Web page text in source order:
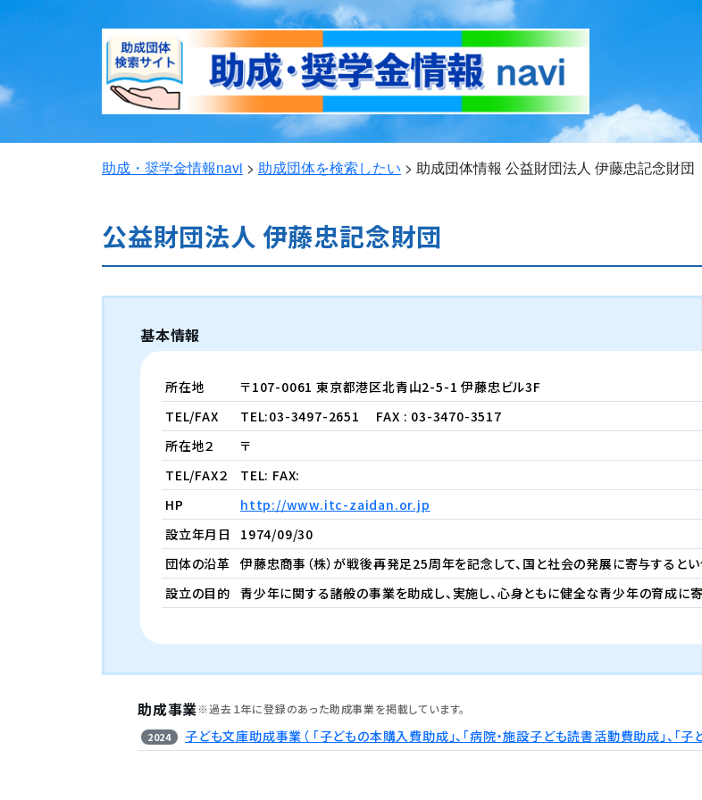
助成・奨学金情報navi > 助成団体を検索したい > 助成団体情報 公益財団法人 伊藤忠記念財団
公益財団法人 伊藤忠記念財団
基本情報
所在地
〒107-0061 東京都港区北青山2-5-1 伊藤忠ビル3F
TEL/FAX
TEL:03-3497-2651
FAX : 03-3470-3517
所在地２
〒
TEL/FAX２
TEL: FAX:
HP
http://www.itc-zaidan.or.jp
設立年月日
1974/09/30
団体の沿革
伊藤忠商事（株）が戦後再発足25周年を記念して、国と社会の発展に寄与すると
設立の目的 青少年に関する諸般の事業を助成し、実施し、心身ともに健全な青少年の育成に寄
助成事業※過去１年に登録のあった助成事業を掲載しています。
2024 子ども文庫助成事業（ 「子どもの本購入費助成」、「病院・施設子ども読書活動費助成」、「